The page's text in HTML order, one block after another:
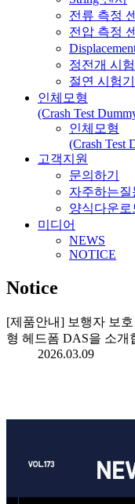
전류 측정
전압 측정
정전개 시험
절연 시험기
인체모형
(Crash Test
인체모형
(Crash Test
고객지원
문의하기
자주하는질
양식다운로
미디어
NEWS
NOTICE
Notice
[제품안내] 보행자 보
형 헤드폼 DAS을 소개
2026.03.09